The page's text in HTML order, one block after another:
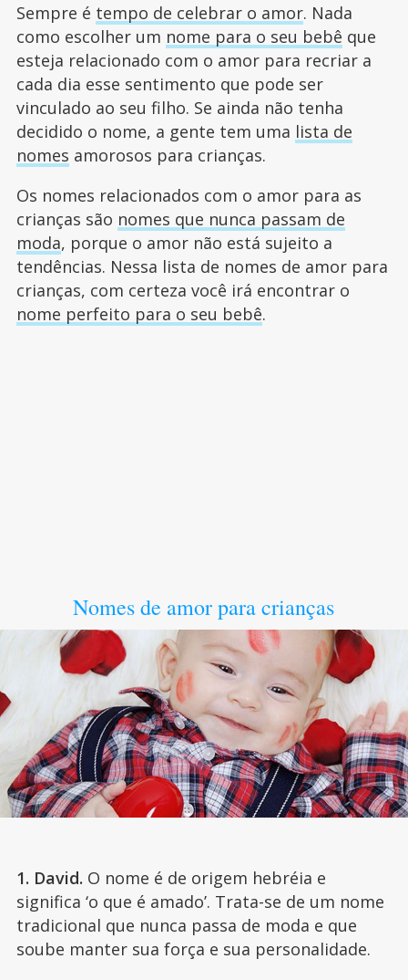
Sempre é tempo de celebrar o amor. Nada
como escolher um nome para o seu bebê que
esteja relacionado com o amor para recriar a
cada dia esse sentimento que pode ser
vinculado ao seu filho. Se ainda não tenha
decidido o nome, a gente tem uma lista de
nomes amorosos para crianças.
Os nomes relacionados com o amor para as
crianças são nomes que nunca passam de
moda, porque o amor não está sujeito a
tendências. Nessa lista de nomes de amor para
crianças, com certeza você irá encontrar o
nome perfeito para o seu bebê.
Nomes de amor para crianças
1. David. O nome é de origem hebréia e
significa ‘o que é amado’. Trata-se de um nome
tradicional que nunca passa de moda e que
soube manter sua força e sua personalidade.